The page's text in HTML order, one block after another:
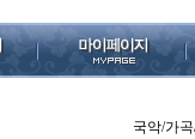
국악/가